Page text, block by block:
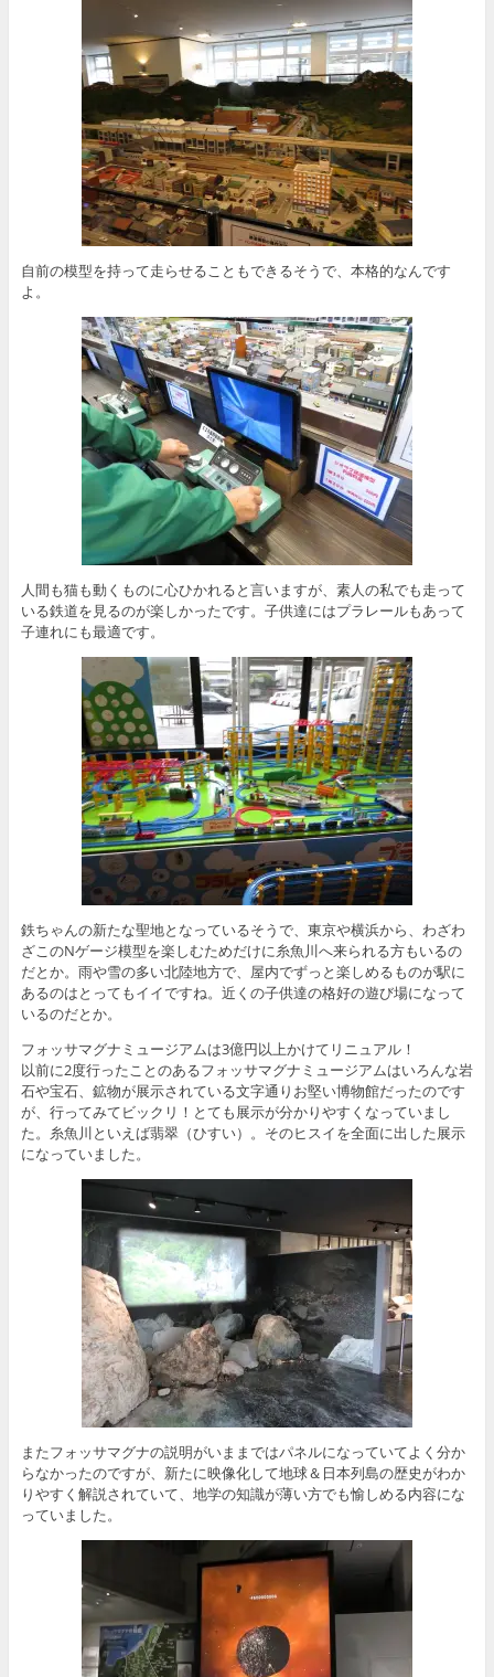
自前の模型を持って走らせることもできるそうで、本格的なんです
よ。
人間も猫も動くものに心ひかれると言いますが、素人の私でも走って
いる鉄道を見るのが楽しかったです。子供達にはプラレールもあって
子連れにも最適です。
鉄ちゃんの新たな聖地となっているそうで、東京や横浜から、わざわ
ざこのNゲージ模型を楽しむためだけに糸魚川へ来られる方もいるの
だとか。雨や雪の多い北陸地方で、屋内でずっと楽しめるものが駅に
あるのはとってもイイですね。近くの子供達の格好の遊び場になって
いるのだとか。
フォッサマグナミュージアムは3億円以上かけてリニュアル！
以前に2度行ったことのあるフォッサマグナミュージアムはいろんな岩
石や宝石、鉱物が展示されている文字通りお堅い博物館だったのです
が、行ってみてビックリ！とても展示が分かりやすくなっていまし
た。糸魚川といえば翡翠（ひすい）。そのヒスイを全面に出した展示
になっていました。
またフォッサマグナの説明がいままではパネルになっていてよく分か
らなかったのですが、新たに映像化して地球＆日本列島の歴史がわか
りやすく解説されていて、地学の知識が薄い方でも愉しめる内容にな
っていました。